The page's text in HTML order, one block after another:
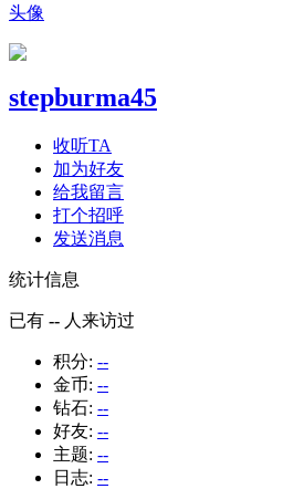
头像
stepburma45
收听TA
加为好友
给我留言
打个招呼
发送消息
统计信息
已有 -- 人来访过
积分: --
金币: --
钻石: --
好友: --
主题: --
日志: --